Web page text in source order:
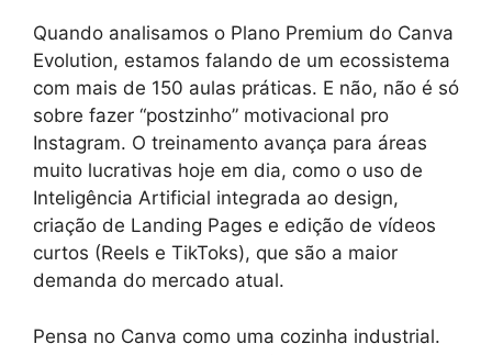
Quando analisamos o Plano Premium do Canva
Evolution, estamos falando de um ecossistema
com mais de 150 aulas práticas. E não, não é só
sobre fazer “postzinho” motivacional pro
Instagram. O treinamento avança para áreas
muito lucrativas hoje em dia, como o uso de
Inteligência Artificial integrada ao design,
criação de Landing Pages e edição de vídeos
curtos (Reels e TikToks), que são a maior
demanda do mercado atual.
Pensa no Canva como uma cozinha industrial.